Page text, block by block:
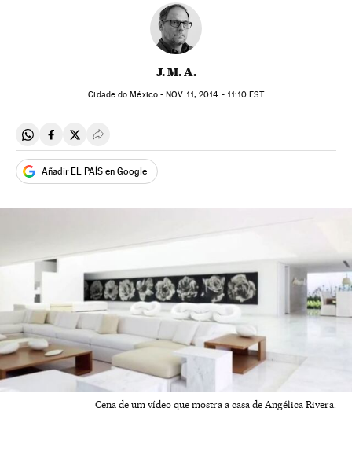
J. M. A.
Cidade do México -NOV 11, 2014 - 11:10 EST
Compartir en Whatsapp
Compartir en Facebook
Compartir en Twitter
Desplegar Redes Sociales
Añadir EL PAÍS en Google
Cena de um vídeo que mostra a casa de Angélica Rivera.